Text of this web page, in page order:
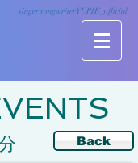
singer songwriter YURIE_official
Back